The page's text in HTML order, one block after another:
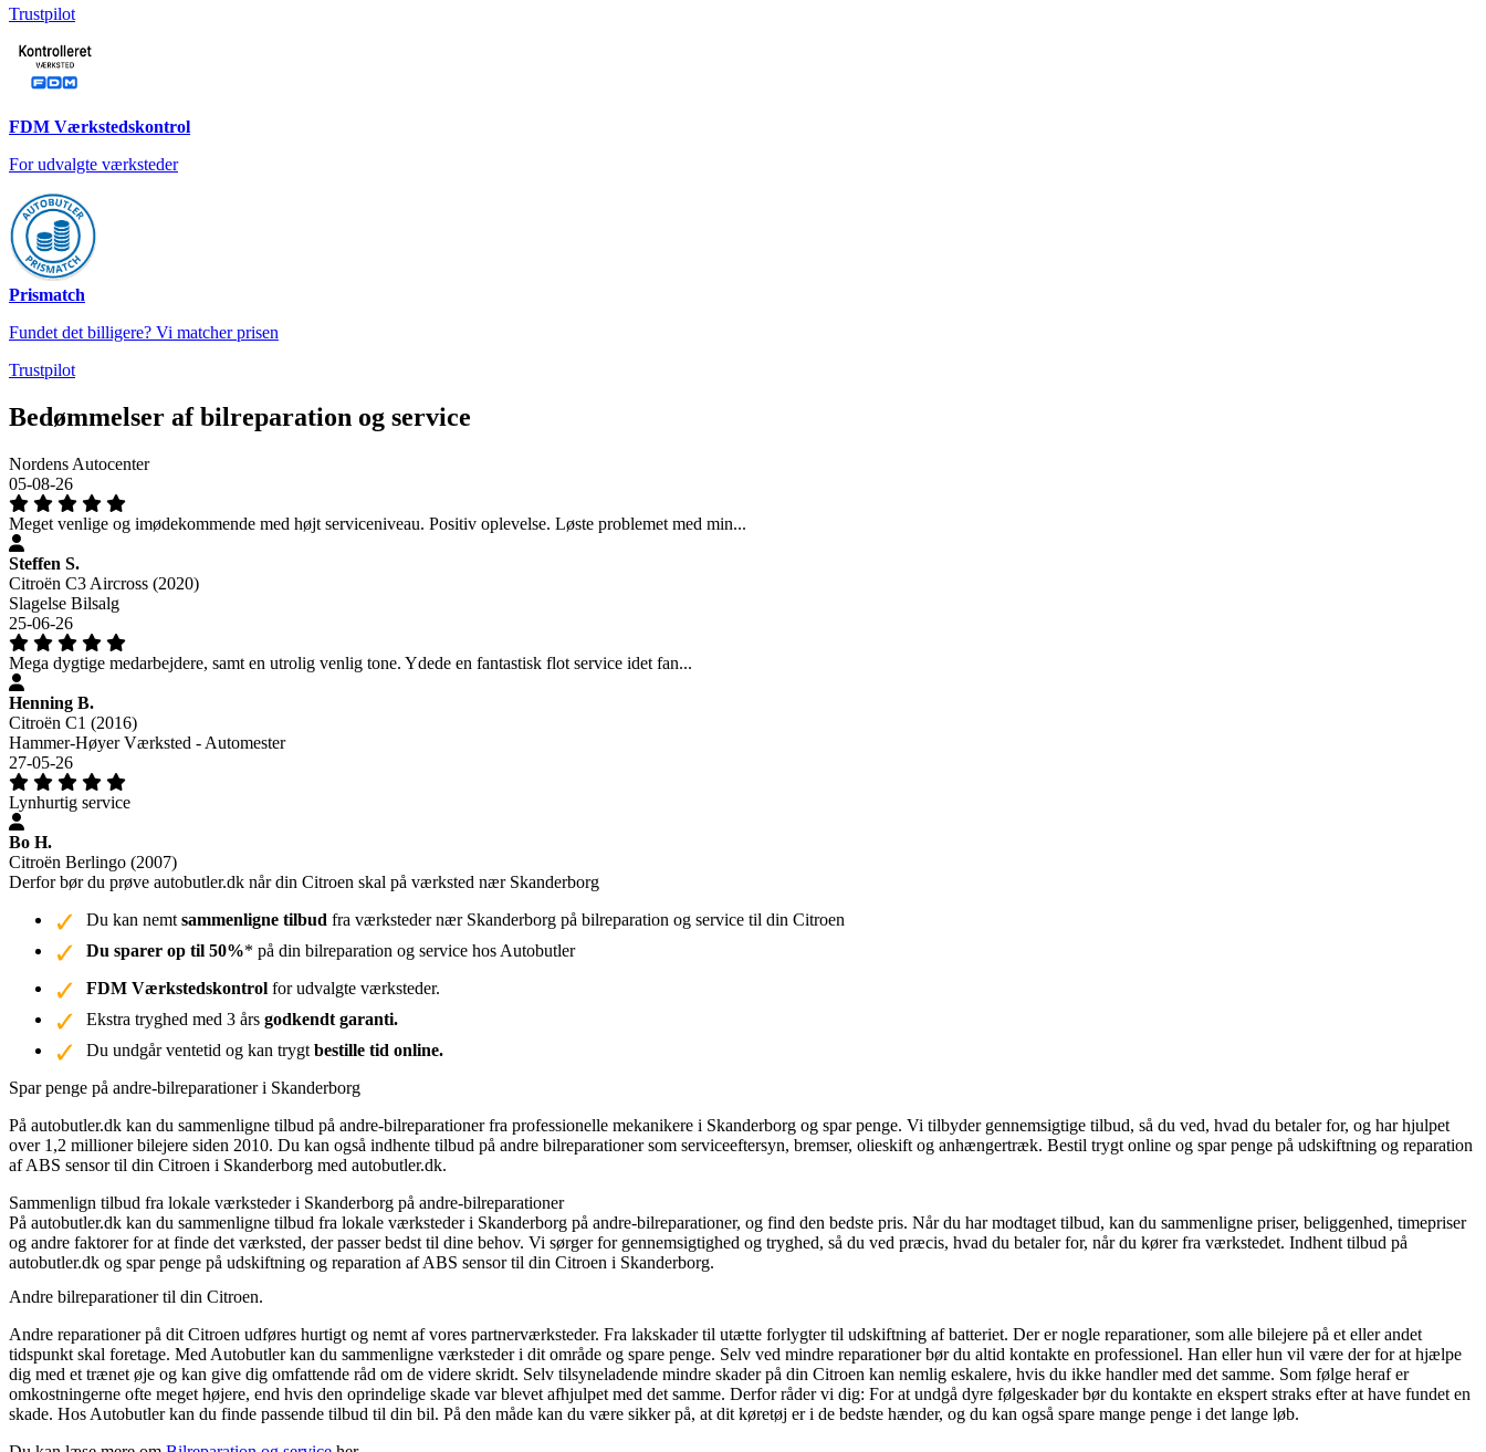
Trustpilot
FDM Værkstedskontrol
For udvalgte værksteder
Prismatch
Fundet det billigere? Vi matcher prisen
Trustpilot
Bedømmelser af bilreparation og service
Nordens Autocenter
05-08-26
Meget venlige og imødekommende med højt serviceniveau. Positiv oplevelse. Løste problemet med min...
Steffen S.
Citroën C3 Aircross (2020)
Slagelse Bilsalg
25-06-26
Mega dygtige medarbejdere, samt en utrolig venlig tone. Ydede en fantastisk flot service idet fan...
Henning B.
Citroën C1 (2016)
Hammer-Høyer Værksted - Automester
27-05-26
Lynhurtig service
Bo H.
Citroën Berlingo (2007)
Derfor bør du prøve autobutler.dk når din Citroen skal på værksted nær Skanderborg
Du kan nemt sammenligne tilbud fra værksteder nær Skanderborg på bilreparation og service til din Citroen
Du sparer op til 50%* på din bilreparation og service hos Autobutler
FDM Værkstedskontrol for udvalgte værksteder.
Ekstra tryghed med 3 års godkendt garanti.
Du undgår ventetid og kan trygt bestille tid online.
Spar penge på andre-bilreparationer i Skanderborg
På autobutler.dk kan du sammenligne tilbud på andre-bilreparationer fra professionelle mekanikere i Skanderborg og spar penge. Vi tilbyder gennemsigtige tilbud, så du ved, hvad du betaler for, og har hjulpet
over 1,2 millioner bilejere siden 2010. Du kan også indhente tilbud på andre bilreparationer som serviceeftersyn, bremser, olieskift og anhængertræk. Bestil trygt online og spar penge på udskiftning og reparation
af ABS sensor til din Citroen i Skanderborg med autobutler.dk.
Sammenlign tilbud fra lokale værksteder i Skanderborg på andre-bilreparationer
På autobutler.dk kan du sammenligne tilbud fra lokale værksteder i Skanderborg på andre-bilreparationer, og find den bedste pris. Når du har modtaget tilbud, kan du sammenligne priser, beliggenhed, timepriser
og andre faktorer for at finde det værksted, der passer bedst til dine behov. Vi sørger for gennemsigtighed og tryghed, så du ved præcis, hvad du betaler for, når du kører fra værkstedet. Indhent tilbud på
autobutler.dk og spar penge på udskiftning og reparation af ABS sensor til din Citroen i Skanderborg.
Andre bilreparationer til din Citroen.
Andre reparationer på dit Citroen udføres hurtigt og nemt af vores partnerværksteder. Fra lakskader til utætte forlygter til udskiftning af batteriet. Der er nogle reparationer, som alle bilejere på et eller andet
tidspunkt skal foretage. Med Autobutler kan du sammenligne værksteder i dit område og spare penge. Selv ved mindre reparationer bør du altid kontakte en professionel. Han eller hun vil være der for at hjælpe
dig med et trænet øje og kan give dig omfattende råd om de videre skridt. Selv tilsyneladende mindre skader på din Citroen kan nemlig eskalere, hvis du ikke handler med det samme. Som følge heraf er
omkostningerne ofte meget højere, end hvis den oprindelige skade var blevet afhjulpet med det samme. Derfor råder vi dig: For at undgå dyre følgeskader bør du kontakte en ekspert straks efter at have fundet en
skade. Hos Autobutler kan du finde passende tilbud til din bil. På den måde kan du være sikker på, at dit køretøj er i de bedste hænder, og du kan også spare mange penge i det lange løb.